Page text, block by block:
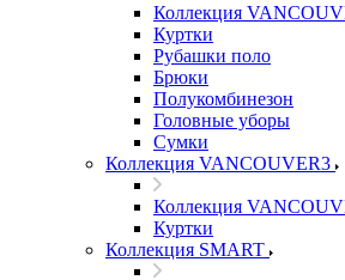
Коллекция
Куртки
Рубашки поло
Брюки
Полукомбинезон
Головные уборы
Сумки
Коллекция VANCOUVER3
Коллекция
Куртки
Коллекция SMART